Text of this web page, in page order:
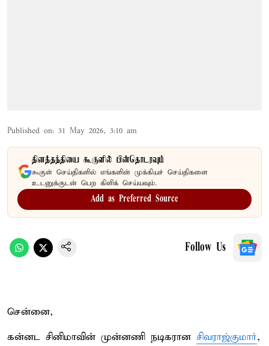
Published on: 31 May 2026, 3:10 am
தினத்தந்தியை கூகுளில் பின்தொடரவும்
கூகுள் செய்திகளில் எங்களின் முக்கியச் செய்திகளை
உடனுக்குடன் பெற கிளிக் செய்யவும்.
Add as Preferred Source
Follow Us
சென்னை,
கன்னட சினிமாவின் முன்னணி நடிகரான சிவராஜ்குமார்,